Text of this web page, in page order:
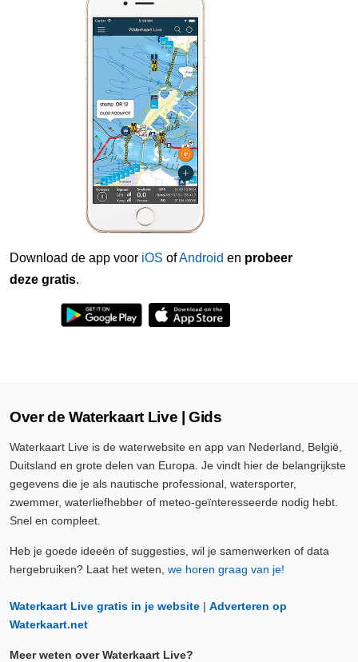
Download de app voor iOS ofAndroid en probeer
deze gratis.
Over de Waterkaart Live | Gids
Waterkaart Live is de waterwebsite en app van Nederland, België,
Duitsland en grote delen van Europa. Je vindt hier de belangrijkste
gegevens die je als nautische professional, watersporter,
zwemmer, waterliefhebber of meteo-geïnteresseerde nodig hebt.
Snel en compleet.
Heb je goede ideeën of suggesties, wil je samenwerken of data
hergebruiken? Laat het weten, we horen graag van je!
Waterkaart Live gratis in je website | Adverteren op
Waterkaart.net
Meer weten over Waterkaart Live?